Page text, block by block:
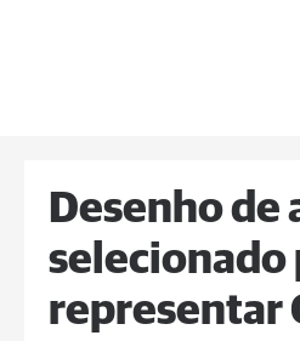
Desenho de
selecionado
representar